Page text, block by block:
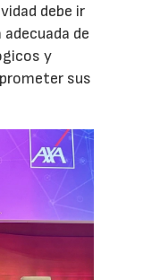
debe ir
de
y
sus